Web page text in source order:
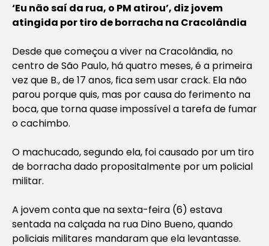
‘Eu não saí da rua, o PM atirou’, diz jovem
atingida por tiro de borracha na Cracolândia
Desde que começou a viver na Cracolândia, no
centro de São Paulo, há quatro meses, é a primeira
vez que B., de 17 anos, fica sem usar crack. Ela não
parou porque quis, mas por causa do ferimento na
boca, que torna quase impossível a tarefa de fumar
o cachimbo.
O machucado, segundo ela, foi causado por um tiro
de borracha dado propositalmente por um policial
militar.
A jovem conta que na sexta-feira (6) estava
sentada na calçada na rua Dino Bueno, quando
policiais militares mandaram que ela levantasse.